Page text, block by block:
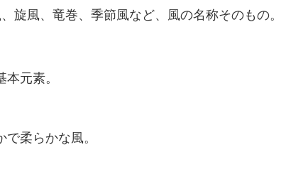
旋風、竜巻、季節風など、風の名称そのもの。
元素。
柔らかな風。